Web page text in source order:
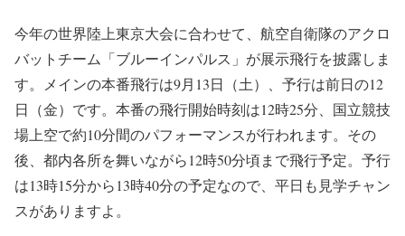
今年の世界陸上東京大会に合わせて、航空自衛隊のアクロ
バットチーム「ブルーインパルス」が展示飛行を披露しま
す。メインの本番飛行は9月13日（土）、予行は前日の12
日（金）です。本番の飛行開始時刻は12時25分、国立競技
場上空で約10分間のパフォーマンスが行われます。その
後、都内各所を舞いながら12時50分頃まで飛行予定。予行
は13時15分から13時40分の予定なので、平日も見学チャン
スがありますよ。